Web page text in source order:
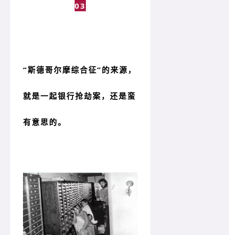
03
“斯德哥尔摩综合征”的来源，
就是一起银行抢劫案，还是蛮
有意思的。